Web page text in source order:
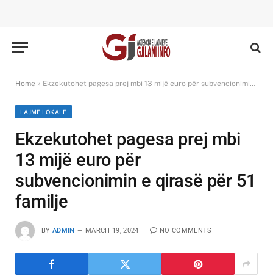
Home » Ekzekutohet pagesa prej mbi 13 mijë euro për subvencionimin e qirasë për 51 familje
LAJME LOKALE
Ekzekutohet pagesa prej mbi
13 mijë euro për
subvencionimin e qirasë për 51
familje
BY ADMIN MARCH 19, 2024 NO COMMENTS